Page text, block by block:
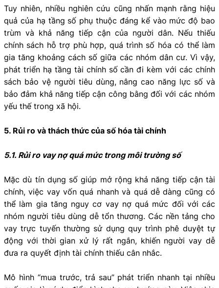
Tuy nhiên, nhiều nghiên cứu cũng nhấn mạnh rằng hiệu
quả của hạ tầng số phụ thuộc đáng kể vào mức độ bao
trùm và khả năng tiếp cận của người dân. Nếu thiếu
chính sách hỗ trợ phù hợp, quá trình số hóa có thể làm
gia tăng khoảng cách số giữa các nhóm dân cư. Vì vậy,
phát triển hạ tầng tài chính số cần đi kèm với các chính
sách bảo vệ người tiêu dùng, nâng cao năng lực số và
bảo đảm khả năng tiếp cận công bằng đối với các nhóm
yếu thế trong xã hội.
5. Rủi ro và thách thức của số hóa tài chính
5.1. Rủi ro vay nợ quá mức trong môi trường số
Mặc dù tín dụng số giúp mở rộng khả năng tiếp cận tài
chính, việc vay vốn quá nhanh và quá dễ dàng cũng có
thể làm gia tăng nguy cơ vay nợ quá mức đối với các
nhóm người tiêu dùng dễ tổn thương. Các nền tảng cho
vay trực tuyến thường sử dụng quy trình phê duyệt tự
động với thời gian xử lý rất ngắn, khiến người vay dễ
đưa ra quyết định tài chính thiếu cân nhắc.
Mô hình “mua trước, trả sau” phát triển nhanh tại nhiều